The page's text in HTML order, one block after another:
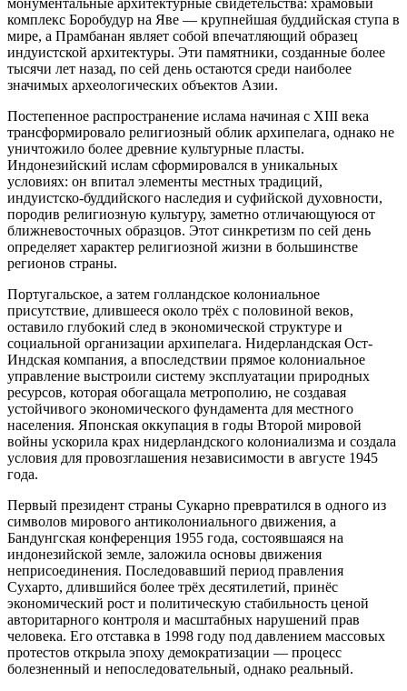
монументальные архитектурные свидетельства: храмовый
комплекс Боробудур на Яве — крупнейшая буддийская ступа в
мире, а Прамбанан являет собой впечатляющий образец
индуистской архитектуры. Эти памятники, созданные более
тысячи лет назад, по сей день остаются среди наиболее
значимых археологических объектов Азии.
Постепенное распространение ислама начиная с XIII века
трансформировало религиозный облик архипелага, однако не
уничтожило более древние культурные пласты.
Индонезийский ислам сформировался в уникальных
условиях: он впитал элементы местных традиций,
индуистско-буддийского наследия и суфийской духовности,
породив религиозную культуру, заметно отличающуюся от
ближневосточных образцов. Этот синкретизм по сей день
определяет характер религиозной жизни в большинстве
регионов страны.
Португальское, а затем голландское колониальное
присутствие, длившееся около трёх с половиной веков,
оставило глубокий след в экономической структуре и
социальной организации архипелага. Нидерландская Ост-
Индская компания, а впоследствии прямое колониальное
управление выстроили систему эксплуатации природных
ресурсов, которая обогащала метрополию, не создавая
устойчивого экономического фундамента для местного
населения. Японская оккупация в годы Второй мировой
войны ускорила крах нидерландского колониализма и создала
условия для провозглашения независимости в августе 1945
года.
Первый президент страны Сукарно превратился в одного из
символов мирового антиколониального движения, а
Бандунгская конференция 1955 года, состоявшаяся на
индонезийской земле, заложила основы движения
неприсоединения. Последовавший период правления
Сухарто, длившийся более трёх десятилетий, принёс
экономический рост и политическую стабильность ценой
авторитарного контроля и масштабных нарушений прав
человека. Его отставка в 1998 году под давлением массовых
протестов открыла эпоху демократизации — процесс
болезненный и непоследовательный, однако реальный.